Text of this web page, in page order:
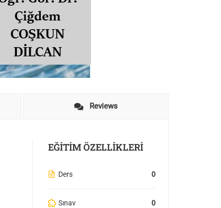
Reviews
EĞITIM ÖZELLIKLERI
Ders 0
Sınav 0